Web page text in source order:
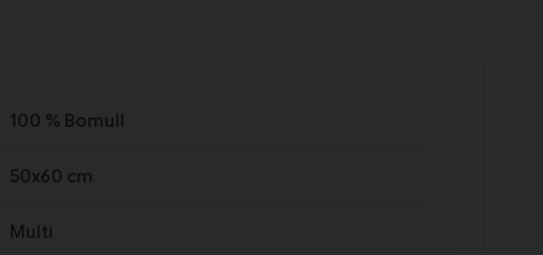
100 % Bomull
50x60 cm
Multi